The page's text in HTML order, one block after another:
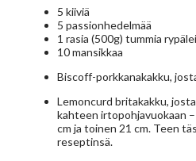
5 kiiviä
5 passionhedelmää
1 rasia (500g) tummia
10 mansikkaa
Biscoff-porkkanakakku,
Lemoncurd britakakku,
kahteen irtopohjavuokaan
cm ja toinen 21 cm. Teen
reseptinsä.